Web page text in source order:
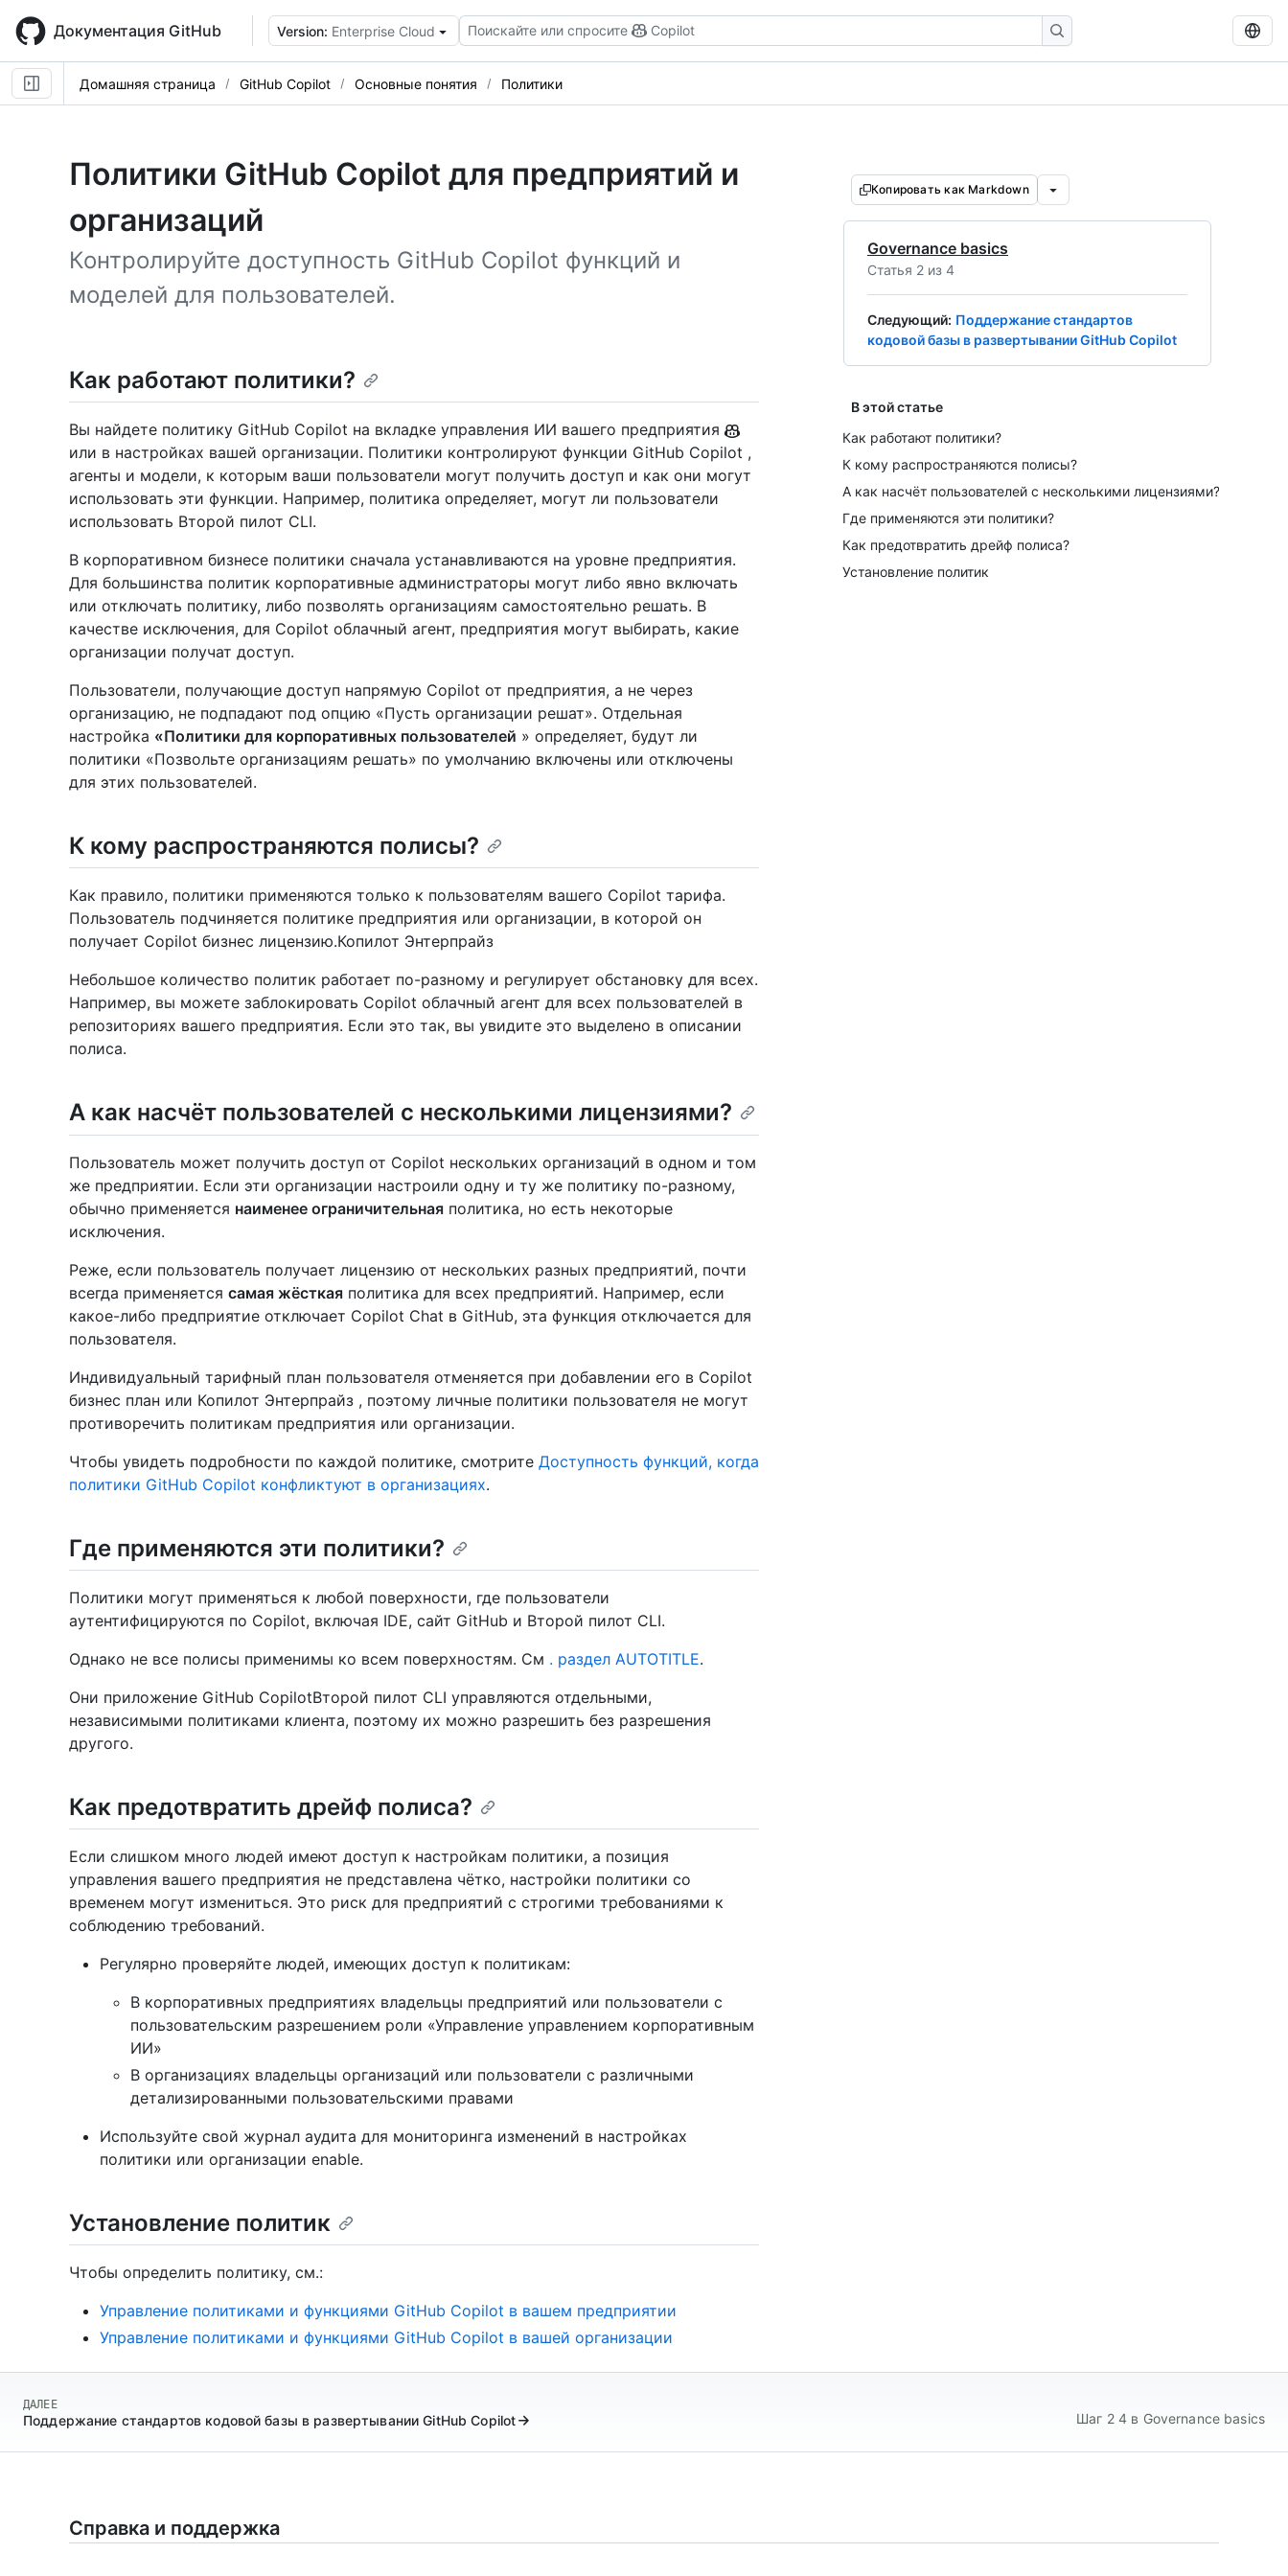
main
content
Документация GitHub Version: Enterprise Cloud Поискайте или спросите Copilot
Домашняя страница GitHub Copilot Основные понятия Политики
Политики GitHub Copilot для предприятий и
организаций
Контролируйте доступность GitHub Copilot функций и
моделей для пользователей.
Копировать как Markdown
Governance basics
Статья 2 из 4
Следующий: Поддержание стандартов
кодовой базы в развертывании GitHub Copilot
В этой статье
Как работают политики?
К кому распространяются полисы?
А как насчёт пользователей с несколькими лицензиями?
Где применяются эти политики?
Как предотвратить дрейф полиса?
Установление политик
Как работают политики?
Вы найдете политику GitHub Copilot на вкладке управления ИИ вашего предприятия
или в настройках вашей организации. Политики контролируют функции GitHub Copilot ,
агенты и модели, к которым ваши пользователи могут получить доступ и как они могут
использовать эти функции. Например, политика определяет, могут ли пользователи
использовать Второй пилот CLI.
В корпоративном бизнесе политики сначала устанавливаются на уровне предприятия.
Для большинства политик корпоративные администраторы могут либо явно включать
или отключать политику, либо позволять организациям самостоятельно решать. В
качестве исключения, для Copilot облачный агент, предприятия могут выбирать, какие
организации получат доступ.
Пользователи, получающие доступ напрямую Copilot от предприятия, а не через
организацию, не подпадают под опцию «Пусть организации решат». Отдельная
настройка «Политики для корпоративных пользователей » определяет, будут ли
политики «Позвольте организациям решать» по умолчанию включены или отключены
для этих пользователей.
К кому распространяются полисы?
Как правило, политики применяются только к пользователям вашего Copilot тарифа.
Пользователь подчиняется политике предприятия или организации, в которой он
получает Copilot бизнес лицензию.Копилот Энтерпрайз
Небольшое количество политик работает по-разному и регулирует обстановку для всех.
Например, вы можете заблокировать Copilot облачный агент для всех пользователей в
репозиториях вашего предприятия. Если это так, вы увидите это выделено в описании
полиса.
А как насчёт пользователей с несколькими лицензиями?
Пользователь может получить доступ от Copilot нескольких организаций в одном и том
же предприятии. Если эти организации настроили одну и ту же политику по-разному,
обычно применяется наименее ограничительная политика, но есть некоторые
исключения.
Реже, если пользователь получает лицензию от нескольких разных предприятий, почти
всегда применяется самая жёсткая политика для всех предприятий. Например, если
какое-либо предприятие отключает Copilot Chat в GitHub, эта функция отключается для
пользователя.
Индивидуальный тарифный план пользователя отменяется при добавлении его в Copilot
бизнес план или Копилот Энтерпрайз , поэтому личные политики пользователя не могут
противоречить политикам предприятия или организации.
Чтобы увидеть подробности по каждой политике, смотрите Доступность функций, когда
политики GitHub Copilot конфликтуют в организациях.
Где применяются эти политики?
Политики могут применяться к любой поверхности, где пользователи
аутентифицируются по Copilot, включая IDE, сайт GitHub и Второй пилот CLI.
Однако не все полисы применимы ко всем поверхностям. См . раздел AUTOTITLE.
Они приложение GitHub CopilotВторой пилот CLI управляются отдельными,
независимыми политиками клиента, поэтому их можно разрешить без разрешения
другого.
Как предотвратить дрейф полиса?
Если слишком много людей имеют доступ к настройкам политики, а позиция
управления вашего предприятия не представлена чётко, настройки политики со
временем могут измениться. Это риск для предприятий с строгими требованиями к
соблюдению требований.
Регулярно проверяйте людей, имеющих доступ к политикам:
В корпоративных предприятиях владельцы предприятий или пользователи с
пользовательским разрешением роли «Управление управлением корпоративным
ИИ»
В организациях владельцы организаций или пользователи с различными
детализированными пользовательскими правами
Используйте свой журнал аудита для мониторинга изменений в настройках
политики или организации enable.
Установление политик
Чтобы определить политику, см.:
Управление политиками и функциями GitHub Copilot в вашем предприятии
Управление политиками и функциями GitHub Copilot в вашей организации
ДАЛЕЕ
Поддержание стандартов кодовой базы в развертывании GitHub Copilot Шаг 2 4 в Governance basics
Справка и поддержка